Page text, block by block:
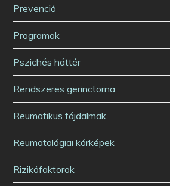
Prevenció
Programok
Pszichés háttér
Rendszeres gerinctorna
Reumatikus fájdalmak
Reumatológiai kórképek
Rizikófaktorok